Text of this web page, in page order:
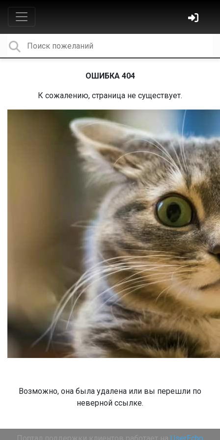
ОШИБКА 404
К сожалению, страница не существует.
Возможно, она была удалена или вы перешли по
неверной ссылке.